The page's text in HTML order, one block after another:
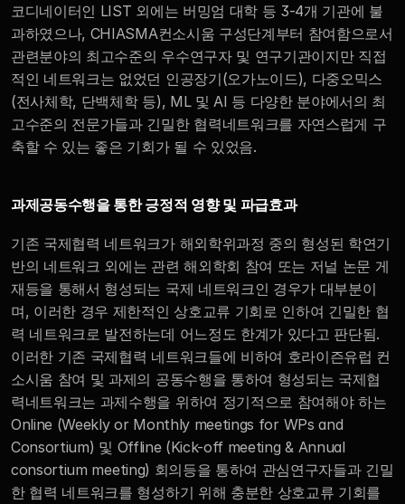
코디네이터인 LIST 외에는 버밍엄 대학 등 3-4개 기관에 불
과하였으나, CHIASMA컨소시움 구성단계부터 참여함으로서
관련분야의 최고수준의 우수연구자 및 연구기관이지만 직접
적인 네트워크는 없었던 인공장기(오가노이드), 다중오믹스
(전사체학, 단백체학 등), ML 및 AI 등 다양한 분야에서의 최
고수준의 전문가들과 긴밀한 협력네트워크를 자연스럽게 구
축할 수 있는 좋은 기회가 될 수 있었음.
과제공동수행을 통한 긍정적 영향 및 파급효과
기존 국제협력 네트워크가 해외학위과정 중의 형성된 학연기
반의 네트워크 외에는 관련 해외학회 참여 또는 저널 논문 게
재등을 통해서 형성되는 국제 네트워크인 경우가 대부분이
며, 이러한 경우 제한적인 상호교류 기회로 인하여 긴밀한 협
력 네트워크로 발전하는데 어느정도 한계가 있다고 판단됨.
이러한 기존 국제협력 네트워크들에 비하여 호라이즌유럽 컨
소시움 참여 및 과제의 공동수행을 통하여 형성되는 국제협
력네트워크는 과제수행을 위하여 정기적으로 참여해야 하는
Online (Weekly or Monthly meetings for WPs and
Consortium) 및 Offline (Kick-off meeting & Annual
consortium meeting) 회의등을 통하여 관심연구자들과 긴밀
한 협력 네트워크를 형성하기 위해 충분한 상호교류 기회를